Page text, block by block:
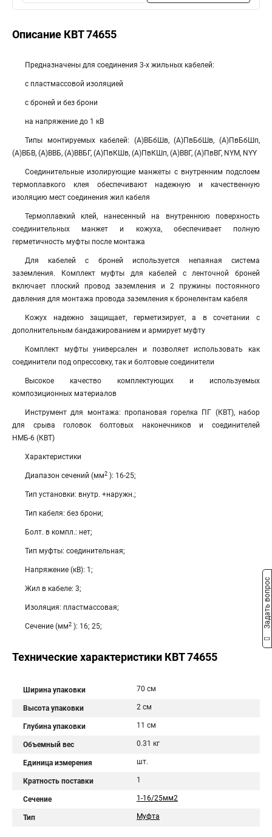
Описание КВТ 74655
Предназначены для соединения 3-х жильных кабелей:
с пластмассовой изоляцией
с броней и без брони
на напряжение до 1 кВ
Типы монтируемых кабелей: (А)ВБбШв, (А)ПвБбШв, (А)ПвБбШп,
(А)ВБВ, (А)ВВБ, (А)ВВБГ, (А)ПвКШв, (А)ПвКШп, (А)ВВГ, (А)ПвВГ, NYM, NYY
Соединительные изолирующие манжеты с внутренним подслоем
термоплавкого клея обеспечивают надежную и качественную
изоляцию мест соединения жил кабеля
Термоплавкий клей, нанесенный на внутреннюю поверхность
соединительных манжет и кожуха, обеспечивает полную
герметичность муфты после монтажа
Для кабелей с броней используется непаяная система
заземления. Комплект муфты для кабелей с ленточной броней
включает плоский провод заземления и 2 пружины постоянного
давления для монтажа провода заземления к бронелентам кабеля
Кожух надежно защищает, герметизирует, а в сочетании с
дополнительным бандажированием и армирует муфту
Комплект муфты универсален и позволяет использовать как
соединители под опрессовку, так и болтовые соединители
Высокое качество комплектующих и используемых
композиционных материалов
Инструмент для монтажа: пропановая горелка ПГ (КВТ), набор
для срыва головок болтовых наконечников и соединителей
НМБ-6 (КВТ)
Характеристики
Диапазон сечений (мм2 ): 16-25;
Тип установки: внутр. +наружн.;
Тип кабеля: без брони;
Болт. в компл.: нет;
Тип муфты: соединительная;
Напряжение (кВ): 1;
Жил в кабеле: 3;
Изоляция: пластмассовая;
Сечение (мм2 ): 16; 25;
Технические характеристики КВТ 74655
Ширина упаковки 70 см
Высота упаковки 2 см
Глубина упаковки 11 см
Объемный вес 0.31 кг
Единица измерения шт.
Кратность поставки 1
Сечение 1-16/25мм2
Тип Муфта
Задать вопрос